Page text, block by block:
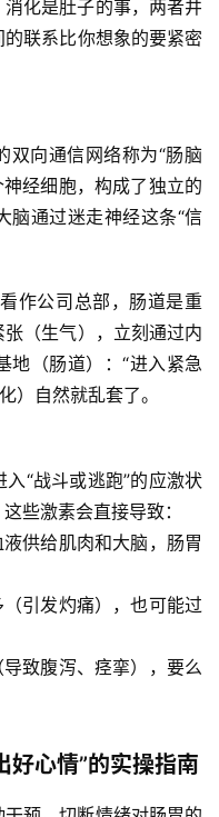
化是肚子的事，两者井
联系比你想象的要紧密
双向通信网络称为“肠脑
经细胞，构成了独立的
通过迷走神经这条“信
作公司总部，肠道是重
（生气），立刻通过内
地（肠道）：“进入紧急
）自然就乱套了。
“战斗或逃跑”的应激状
些激素会直接导致：
供给肌肉和大脑，肠胃
（引发灼痛），也可能过
致腹泻、痉挛），要么
好心情”的实操指南